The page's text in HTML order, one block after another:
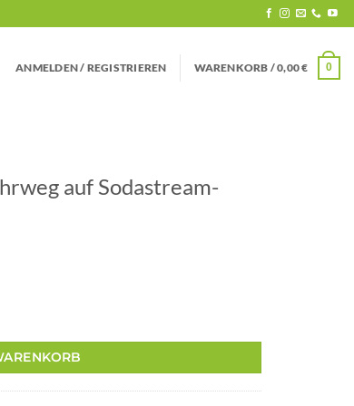
ANMELDEN / REGISTRIEREN WARENKORB /0,00€ 0
auf Sodastream-
Flasche Menge